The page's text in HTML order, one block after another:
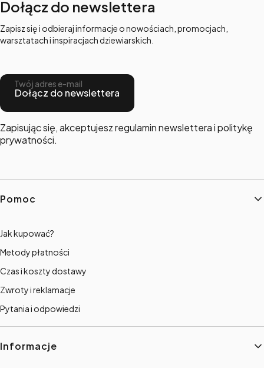
Dołącz do newslettera
Zapisz się i odbieraj informacje o nowościach, promocjach,
warsztatach i inspiracjach dziewiarskich.
Twój adres e-mail
Dołącz do newslettera
Zapisując się, akceptujesz regulamin newslettera i politykę
prywatności.
Linki w stopce
Pomoc
Jak kupować?
Metody płatności
Czas i koszty dostawy
Zwroty i reklamacje
Pytania i odpowiedzi
Informacje